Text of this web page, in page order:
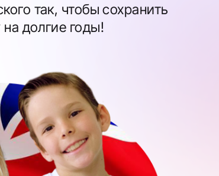
так, чтобы сохранить
на долгие годы!